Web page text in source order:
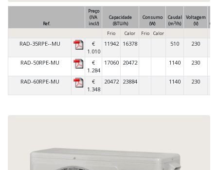
Ref.
Preço
(IVA
incl/)
Capacidade
(BTU/h)
Consumo
(W)
Caudal
(m3/h)
Voltagem
(V)
Frio
Calor Frio Calor
RAD-35RPE--MU
€
1.010
11942 16378 510 230
RAD-50RPE-MU
€
1.284
17060 20472 1140 230
RAD-60RPE-MU
€
1.348
20472 23884 1140 230